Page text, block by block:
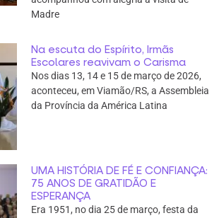
Madre
Na escuta do Espírito, Irmãs
Escolares reavivam o Carisma
Nos dias 13, 14 e 15 de março de 2026,
aconteceu, em Viamão/RS, a Assembleia
da Província da América Latina
UMA HISTÓRIA DE FÉ E CONFIANÇA:
75 ANOS DE GRATIDÃO E
ESPERANÇA
Era 1951, no dia 25 de março, festa da